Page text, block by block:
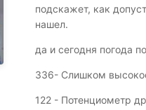
подскажет, как
нашел.
да и сегодня погода
336- Слишком
122 - Потенциометр